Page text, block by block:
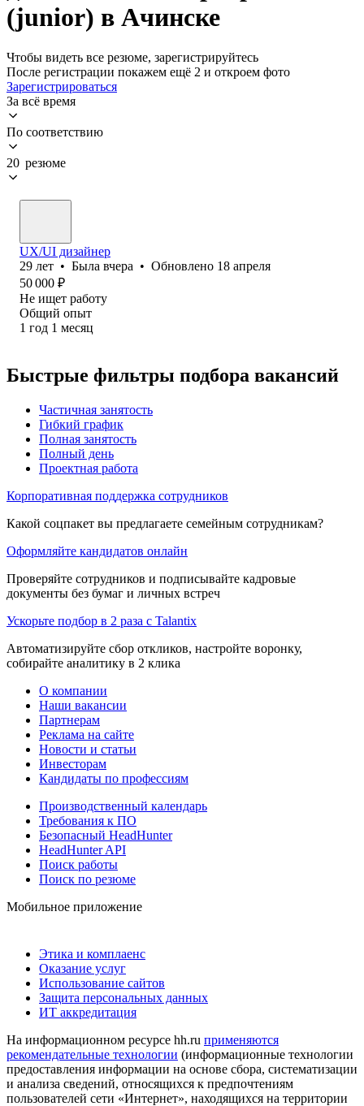
(junior) в Ачинске
Чтобы видеть все резюме, зарегистрируйтесь
После регистрации покажем ещё 2 и откроем фото
Зарегистрироваться
За всё время
По соответствию
20 резюме
UX/UI дизайнер
29 лет • Была вчера • Обновлено 18 апреля
50 000 ₽
Не ищет работу
Общий опыт
1 год 1 месяц
Быстрые фильтры подбора вакансий
Частичная занятость
Гибкий график
Полная занятость
Полный день
Проектная работа
Корпоративная поддержка сотрудников
Какой соцпакет вы предлагаете семейным сотрудникам?
Оформляйте кандидатов онлайн
Проверяйте сотрудников и подписывайте кадровые
документы без бумаг и личных встреч
Ускорьте подбор в 2 раза с Talantix
Автоматизируйте сбор откликов, настройте воронку,
собирайте аналитику в 2 клика
О компании
Наши вакансии
Партнерам
Реклама на сайте
Новости и статьи
Инвесторам
Кандидаты по профессиям
Производственный календарь
Требования к ПО
Безопасный HeadHunter
HeadHunter API
Поиск работы
Поиск по резюме
Мобильное приложение
Этика и комплаенс
Оказание услуг
Использование сайтов
Защита персональных данных
ИТ аккредитация
На информационном ресурсе hh.ru применяются
рекомендательные технологии (информационные технологии
предоставления информации на основе сбора, систематизации
и анализа сведений, относящихся к предпочтениям
пользователей сети «Интернет», находящихся на территории